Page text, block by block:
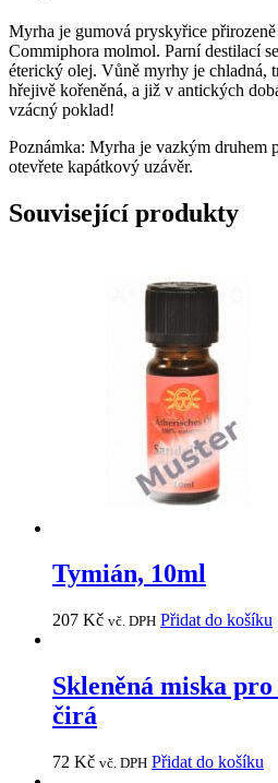
Myrha je gumová pryskyřice
Commiphora molmol. Parní destilací
éterický olej. Vůně myrhy je chladná,
hřejivě kořeněná, a již v antických
vzácný poklad!
Poznámka: Myrha je vazkým druhem
otevřete kapátkový uzávěr.
Související produkty
Tymián, 10ml
207 Kč vč. DPH Přidat do košíku
Skleněná miska
čirá
72 Kč vč. DPH Přidat do košíku